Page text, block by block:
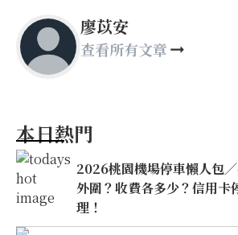
廖苡安
查看所有文章
本日熱門
2026桃園機場停車懶人包
外圍？收費各多少？信用卡
理！